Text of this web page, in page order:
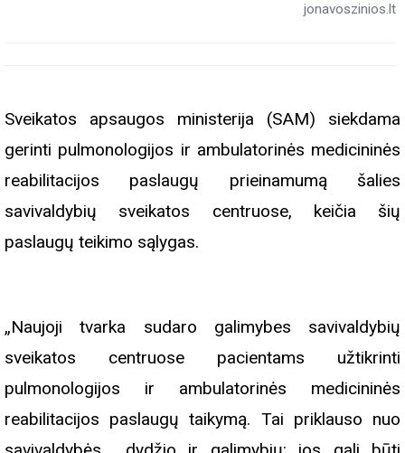
jonavoszinios.lt
Sveikatos apsaugos ministerija (SAM) siekdama
gerinti pulmonologijos ir ambulatorinės medicininės
reabilitacijos paslaugų prieinamumą šalies
savivaldybių sveikatos centruose, keičia šių
paslaugų teikimo sąlygas.
„Naujoji tvarka sudaro galimybes savivaldybių
sveikatos centruose pacientams užtikrinti
pulmonologijos ir ambulatorinės medicininės
reabilitacijos paslaugų taikymą. Tai priklauso nuo